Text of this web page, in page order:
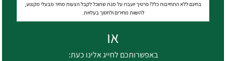
בחינם ללא התחייבות כלל! פרטיך יועברו על מנת שתוכל לקבל הצעות מחיר מבעלי מקצוע,
להשוות מחירים ולחסוך בעלויות.
או
באפשרותכם לחייג אלינו כעת: